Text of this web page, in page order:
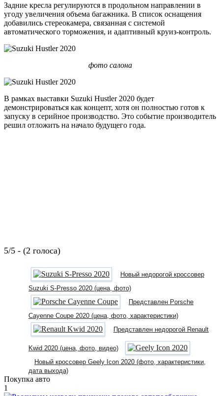
Задние кресла регулируются в продольном направлении в
угоду увеличения объема багажника. В список оснащения
добавились стереокамера, связанная с системой
автоматического торможения, и адаптивный круиз-контроль.
фото салона
В рамках выставки Suzuki Hustler 2020 будет
демонстрироваться как концепт, хотя он полностью готов к
запуску в серийное производство. Это событие производитель
решил отложить на начало будущего года.
5/5 - (2 голоса)
Новый недорогой кроссовер
Suzuki S-Presso 2020 (цена, фото)
Представлен Porsche
Cayenne Coupe 2020 (цена, фото, характеристики)
Представлен недорогой Renault
Kwid 2020 (цена, фото, видео)
Новый кроссовер Geely Icon 2020 (фото, характеристики,
дата выхода)
Покупка авто
1